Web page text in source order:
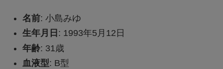
Geminiでエラー1076になる！理由はなぜ？対
名前: 小島みゆ
生年月日 : 1993年5月12日
年齢: 31歳
血液型: B型